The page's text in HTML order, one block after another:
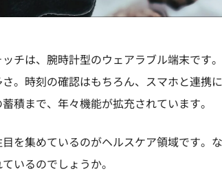
チは、腕時計型のウェアラブル端末です
。時刻の確認はもちろん、スマホと連携
積まで、年々機能が拡充されています。
を集めているのがヘルスケア領域です。
いるのでしょうか。